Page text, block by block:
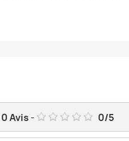
0Avis- 0/5